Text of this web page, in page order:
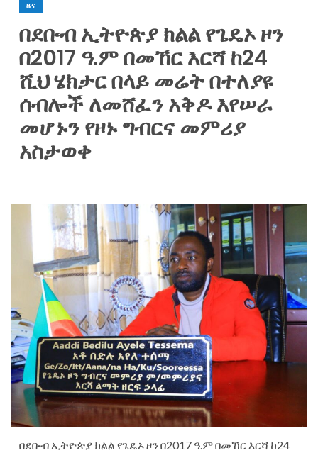
ዜና
በደቡብ ኢትዮጵያ ክልል የጌዴኦ ዞን
በ2017 ዓ.ም በመኸር እርሻ ከ24
ሺህ ሄክታር በላይ መሬት በተለያዩ
ሰብሎች ለመሸፈን አቅዶ እየሠራ
መሆኑን የዞኑ ግብርና መምሪያ
አስታወቀ
በደቡብ ኢትዮጵያ ክልል የጌዴኦ ዞን በ2017 ዓ.ም በመኸር እርሻ ከ24